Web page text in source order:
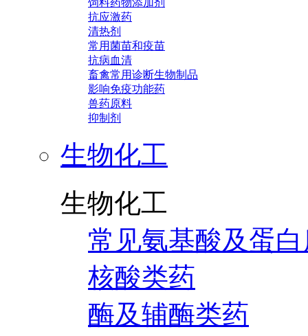
饲料药物添加剂
抗应激药
清热剂
常用菌苗和疫苗
抗病血清
畜禽常用诊断生物制品
影响免疫功能药
兽药原料
抑制剂
生物化工
生物化工
常见氨基酸及蛋
核酸类药
酶及辅酶类药